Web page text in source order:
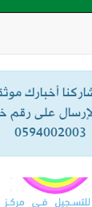
أخبارك
على رقم
0594002003